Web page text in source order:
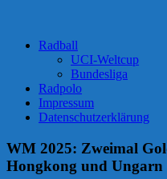
Radball
UCI-Weltcup
Bundesliga
Radpolo
Impressum
Datenschutzerklärung
WM 2025: Zweimal
Hongkong und Ungarn